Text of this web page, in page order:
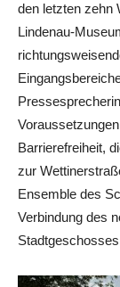
den letzten zehn
Lindenau-
Barrierefreiheit,
zur
Ensemble des
Verbindung des